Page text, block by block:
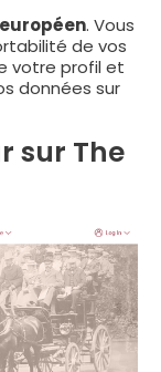
européen. Vous
de vos
votre profil et
données sur
sur The